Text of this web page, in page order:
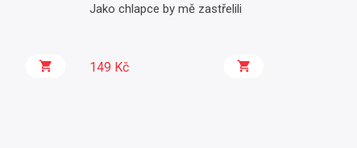
Jako chlapce by mě zastřelili
149 Kč